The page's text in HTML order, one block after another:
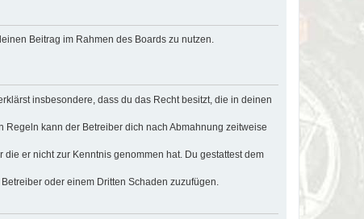
Beitrag im Rahmen des Boards zu nutzen.
insbesondere, dass du das Recht besitzt, die in deinen
kann der Betreiber dich nach Abmahnung zeitweise
er nicht zur Kenntnis genommen hat. Du gestattest dem
oder einem Dritten Schaden zuzufügen.